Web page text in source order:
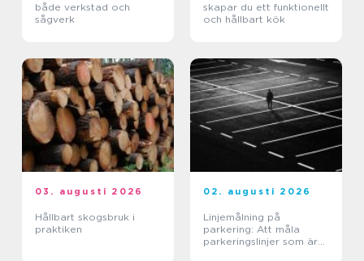
både verkstad och
sågverk
skapar du ett funktionellt
och hållbart kök
03. augusti 2026
Hållbart skogsbruk i
praktiken
02. augusti 2026
Linjemålning på
parkering: Att måla
parkeringslinjer som är